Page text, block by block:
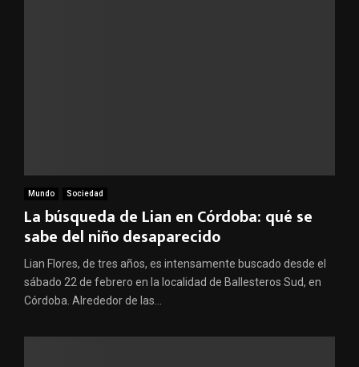
Mundo Sociedad
La búsqueda de Lian en Córdoba: qué se
sabe del niño desaparecido
Lian Flores, de tres años, es intensamente buscado desde el
sábado 22 de febrero en la localidad de Ballesteros Sud, en
Córdoba. Alrededor de las...